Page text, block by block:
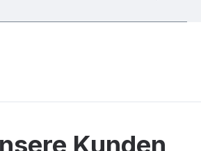
Kunden